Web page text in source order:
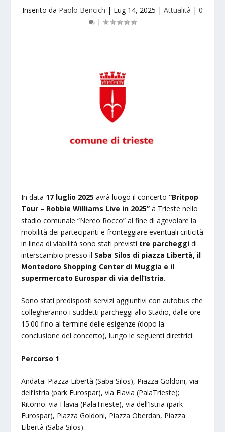
Inserito da Paolo Bencich | Lug 14, 2025 | Attualità | 0
|
In data 17 luglio 2025 avrà luogo il concerto“Britpop
Tour – Robbie Williams Live in 2025”a Trieste nello
stadio comunale “Nereo Rocco” al fine di agevolare la
mobilità dei partecipanti e fronteggiare eventuali criticità
in linea di viabilità sono stati previsti tre parcheggidi
interscambio presso il Saba Silos di piazza Libertà, il
Montedoro Shopping Center di Muggia e il
supermercato Eurospar di via dell’Istria.
Sono stati predisposti servizi aggiuntivi con autobus che
collegheranno i suddetti parcheggi allo Stadio, dalle ore
15.00 fino al termine delle esigenze (dopo la
conclusione del concerto), lungo le seguenti direttrici:
Percorso 1
Andata: Piazza Libertà (Saba Silos), Piazza Goldoni, via
dell’Istria (park Eurospar), via Flavia (PalaTrieste);
Ritorno: via Flavia (PalaTrieste), via dell’Istria (park
Eurospar), Piazza Goldoni, Piazza Oberdan, Piazza
Libertà (Saba Silos).